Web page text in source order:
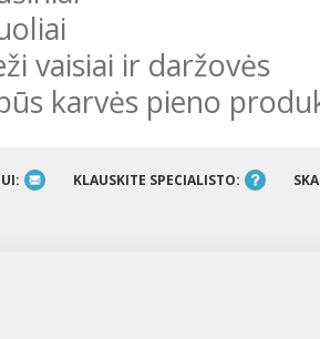
vaisiai ir daržovės
karvės pieno
KLAUSKITE SPECIALISTO: